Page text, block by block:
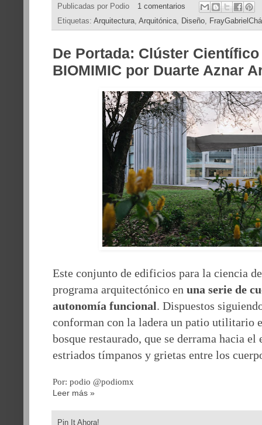
Publicadas por Podio
1 comentarios
Etiquetas: Arquitectura, Arquitónica, Diseño,
De Portada: Clúster
BIOMIMIC por Duarte Aznar
Este conjunto de edificios para la ciencia
programa arquitectónico en una serie de
autonomía funcional. Dispuestos
conforman con la ladera un patio utilitario
bosque restaurado, que se derrama hacia
estriados tímpanos y grietas entre los
Por: podio @podiomx
Leer más »
Pin It Ahora!